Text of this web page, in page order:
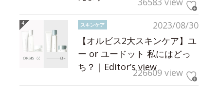
2023/08/30
スキンケア
【オルビス2大スキンケア】ユ
ー or ユードット 私にはどっ
ち？｜Editor’s view226609 view